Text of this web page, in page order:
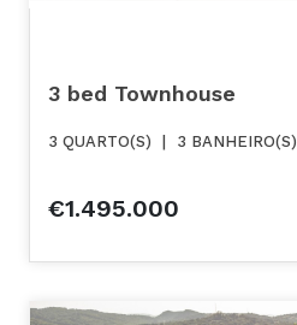
3 bed Townhouse
3 QUARTO(S) 3 BANHEIRO(S)
€1.495.000